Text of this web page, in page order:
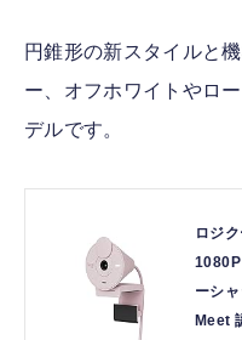
円錐形の新スタイルと
ー、オフホワイトやロ
デルです。
ロジ
ーシ
Meet